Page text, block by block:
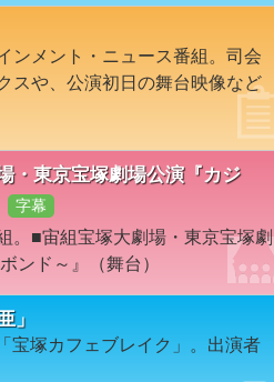
ンメント・ニュース番組。司会
スや、公演初日の舞台映像など
・東京宝塚劇場公演『カジ
字幕
。■宙組宝塚大劇場・東京宝塚劇
ンド～』（舞台）
」
宝塚カフェブレイク」。出演者